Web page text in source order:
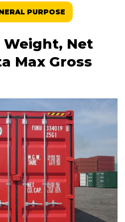
PURPOSE
Weight, Net
Max Gross